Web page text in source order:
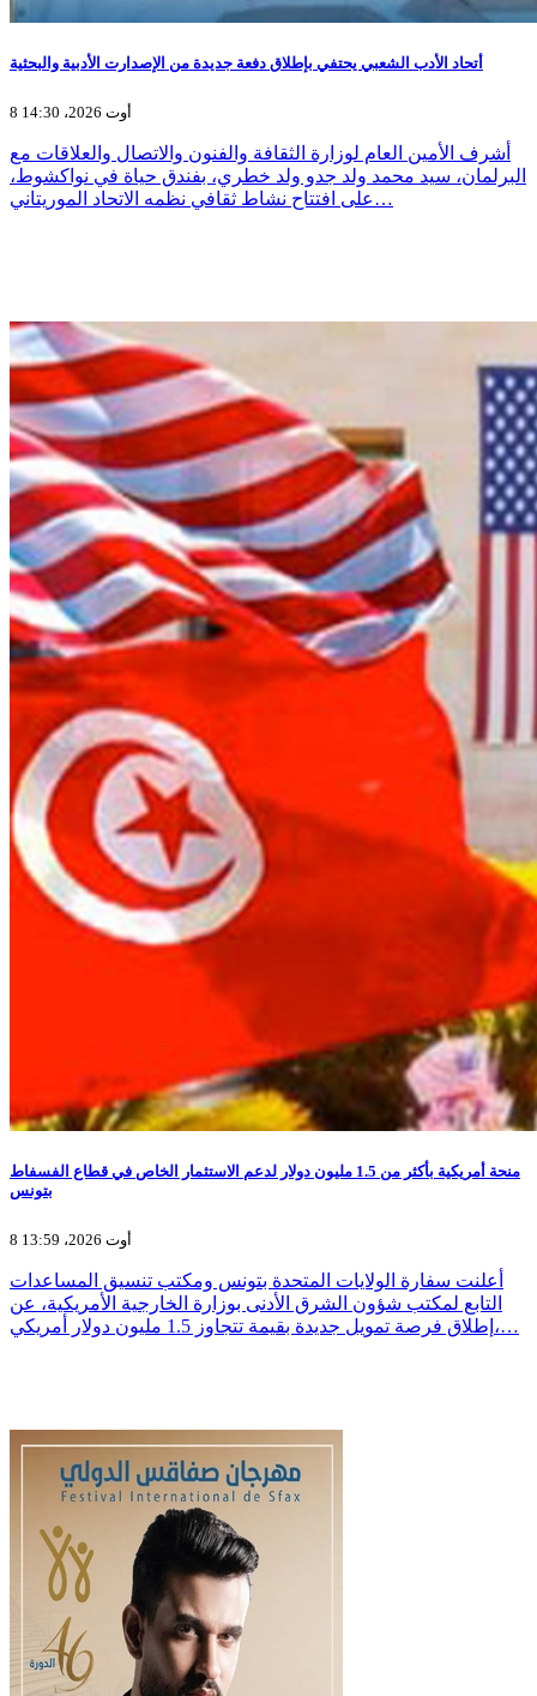
أتحاد الأدب الشعبي يحتفي بإطلاق دفعة جديدة من الإصدارت الأدبية والبحثية
8 أوت 2026، 14:30
أشرف الأمين العام لوزارة الثقافة والفنون والاتصال والعلاقات مع
البرلمان، سيد محمد ولد جدو ولد خطري، بفندق حياة في نواكشوط،
على افتتاح نشاط ثقافي نظمه الاتحاد الموريتاني…
منحة أمريكية بأكثر من 1.5 مليون دولار لدعم الاستثمار الخاص في قطاع الفسفاط
بتونس
8 أوت 2026، 13:59
أعلنت سفارة الولايات المتحدة بتونس ومكتب تنسيق المساعدات
التابع لمكتب شؤون الشرق الأدنى بوزارة الخارجية الأمريكية، عن
إطلاق فرصة تمويل جديدة بقيمة تتجاوز 1.5 مليون دولار أمريكي،…